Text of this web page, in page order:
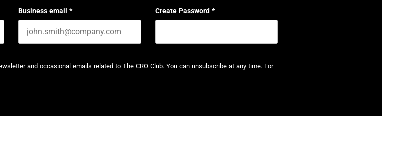
Business email * Create Password *
and occasional emails related to The CRO Club. You can unsubscribe at any time. For